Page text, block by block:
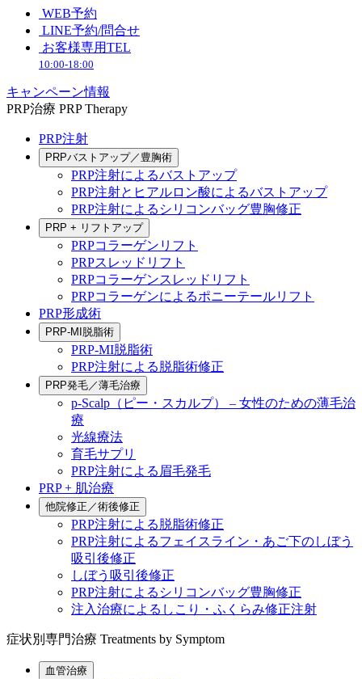
WEB予約
LINE予約/問合せ
お客様専用TEL
10:00-18:00
キャンペーン情報
PRP治療 PRP Therapy
PRP注射
PRPバストアップ／豊胸術
PRP注射によるバストアップ
PRP注射とヒアルロン酸によるバストアップ
PRP注射によるシリコンバッグ豊胸修正
PRP + リフトアップ
PRPコラーゲンリフト
PRPスレッドリフト
PRPコラーゲンスレッドリフト
PRPコラーゲンによるポニーテールリフト
PRP形成術
PRP-MI脱脂術
PRP-MI脱脂術
PRP注射による脱脂術修正
PRP発毛／薄毛治療
p-Scalp（ピー・スカルプ） – 女性のための薄毛治
療
光線療法
育毛サプリ
PRP注射による眉毛発毛
PRP + 肌治療
他院修正／術後修正
PRP注射による脱脂術修正
PRP注射によるフェイスライン・あご下のしぼう
吸引後修正
しぼう吸引後修正
PRP注射によるシリコンバッグ豊胸修正
注入治療によるしこり・ふくらみ修正注射
症状別専門治療 Treatments by Symptom
血管治療